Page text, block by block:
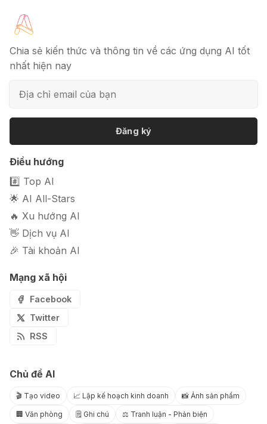
Chia sẻ kiến thức và thông tin về các ứng dụng AI tốt
nhất hiện nay
Đăng ký
Điều hướng
#️⃣ Top AI
🌟 AI All-Stars
🔥 Xu hướng AI
👋 Dịch vụ AI
🎉 Tài khoản AI
Mạng xã hội
Facebook
Twitter
RSS
Chủ đề AI
🎬 Tạo video 📈 Lập kế hoạch kinh doanh 📸 Ảnh sản phẩm
🏢 Văn phòng 🗒️ Ghi chú ⚖️ Tranh luận - Phản biện